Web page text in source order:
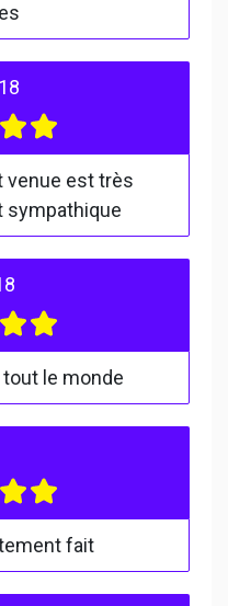
venue est très
sympathique
le monde
fait